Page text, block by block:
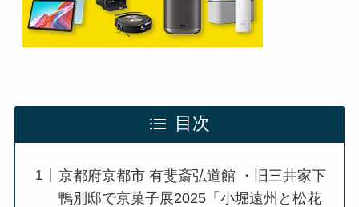
目次
京都府京都市 有斐斎弘道館 ・旧三井家下
鴨別邸で京菓⼦展2025「小堀遠州と松花